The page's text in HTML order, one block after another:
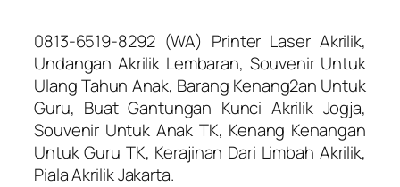
0813-6519-8292 (WA) Printer Laser Akrilik,
Undangan Akrilik Lembaran, Souvenir Untuk
Ulang Tahun Anak, Barang Kenang2an Untuk
Guru, Buat Gantungan Kunci Akrilik Jogja,
Souvenir Untuk Anak TK, Kenang Kenangan
Untuk Guru TK, Kerajinan Dari Limbah Akrilik,
Piala Akrilik Jakarta.